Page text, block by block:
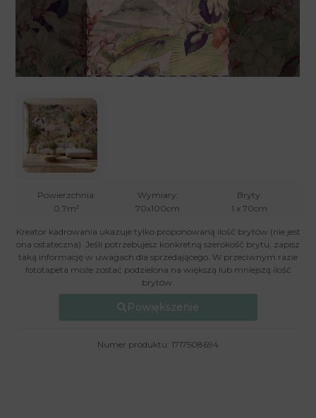
Powierzchnia:
0.7m²
Wymiary:
70x100cm
Bryty:
1 x 70cm
Kreator kadrowania ukazuje tylko proponowaną ilość brytów (nie jest
ona ostateczna). Jeśli potrzebujesz konkretną szerokość brytu, zapisz
taką informację w uwagach dla sprzedającego. W przeciwnym razie
fototapeta może zostać podzielona na większą lub mniejszą ilość
brytów.
Powiększenie
Numer produktu: 1717508694